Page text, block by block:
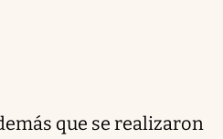
que se realizaron